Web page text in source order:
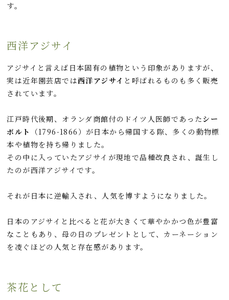
す。
西洋アジサイ
アジサイと言えば日本固有の植物という印象がありますが、
実は近年園芸店では西洋アジサイ と呼ばれるものも多く販売
されています。
江戸時代後期、オランダ商館付のドイツ人医師であった シー
ボルト
（1796-1866）が日本から帰国する際、多くの動物標
本や植物を持ち帰りました。
その中に入っていたアジサイが現地で品種改良され、誕生し
たのが西洋アジサイです。
それが日本に逆輸入され、人気を博すようになりました。
日本のアジサイと比べると花が大きくて華やかかつ色が豊富
なこともあり、母の日のプレゼントとして、カーネーション
を凌ぐほどの人気と存在感があります。
茶花として